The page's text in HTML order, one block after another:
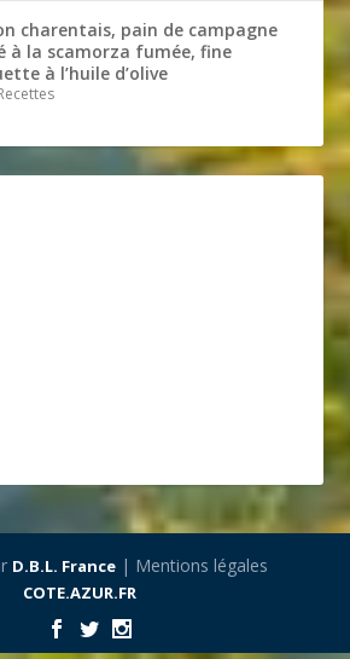
charentais, pain de campagne
à la scamorza fumée, fine
à l’huile d’olive
D.B.L. France| Mentions légales
COTE.AZUR.FR